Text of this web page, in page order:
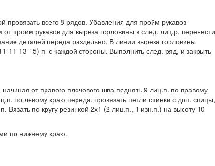
провязать всего 8 рядов. Убавления для пройм рукавов
пройм рукавов для выреза горловины в след. лиц.р. перенести
деталей переда раздельно. В линии выреза горловины
11-13-15) п. с каждой стороны. Выполнить след. ряд, и закрыть
от правого плечевого шва поднять 9 лиц.п. по правому
по левому краю переда, провязать петли спинки с доп. спицы,
по кругу резинкой 2х1 (2 лиц.п., 1 изн.п.) на высоту 10
по нижнему краю.